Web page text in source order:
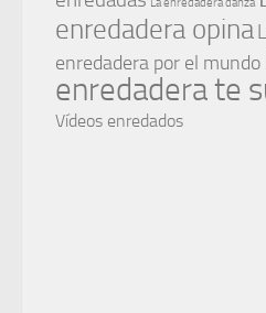
enredadera opina
enredadera por el mundo
enredadera te
Vídeos enredados